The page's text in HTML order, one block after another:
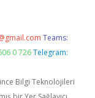
Teams:
0 726 Telegram:
Bilgi Teknolojileri